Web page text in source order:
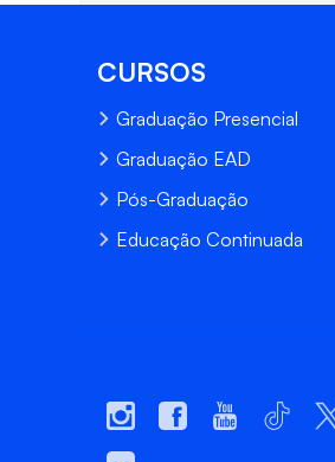
CURSOS
Graduação Presencial
Graduação EAD
Pós-Graduação
Educação Continuada